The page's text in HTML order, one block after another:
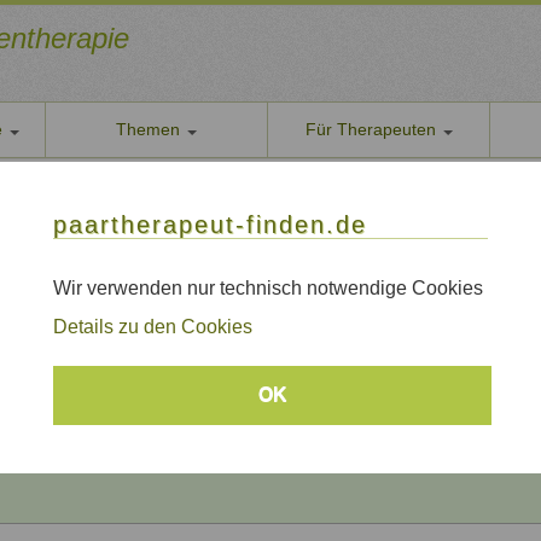
paartherapeut-finden.de
Wir verwenden nur technisch notwendige Cookies
Details zu den Cookies
OK
Themen Für Therapeuten
Wir
Themen Qualität
/ Paartherapie Betzenstein
Paartherapie Betzenstein
Beratungsthemen